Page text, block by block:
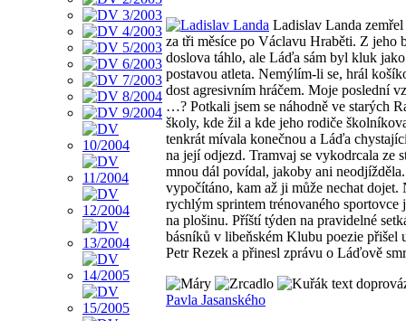
Ladislav Landa
za tři měsíce po Václavu Hraběti. Z jeho
doslova táhlo, ale Láďa sám byl kluk
postavou atleta. Nemýlím-li se, hrál
dost agresivním hráčem. Moje poslední
…? Potkali jsem se náhodně ve starých
školy, kde žil a kde jeho rodiče
tenkrát mívala konečnou a Láďa
na její odjezd. Tramvaj se vykodrcala ze
mnou dál povídal, jakoby ani
vypočítáno, kam až ji může nechat dojet.
rychlým sprintem trénovaného sportovce
na plošinu. Příští týden na pravidelné
básníků v libeňském Klubu poezie přišel
Petr Rezek a přinesl zprávu o Láďově
text
Pavla Jasanského